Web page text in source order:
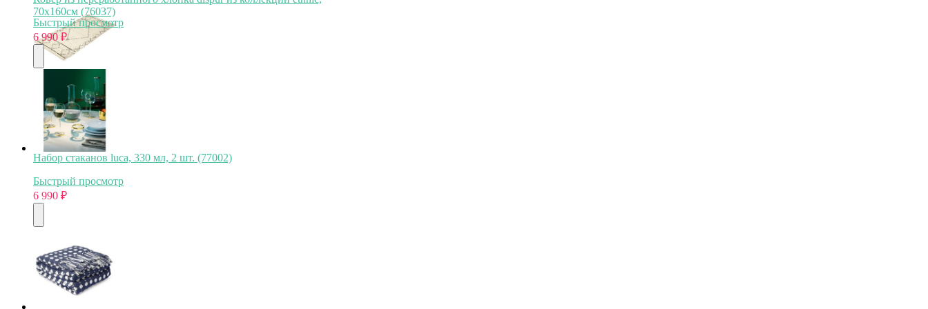
70x160см (76037)
Быстрый просмотр
6 990 ₽
Набор стаканов luca, 330 мл, 2 шт. (77002)
Быстрый просмотр
6 990 ₽